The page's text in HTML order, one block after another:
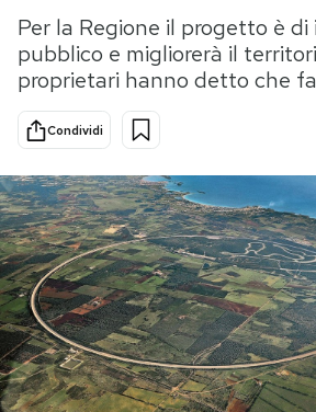
Scienza
Cultura
Sport
Europa
PODCAST
NEWSLETTER
I MIEI PREFERITI
Per la Regione il progetto è di
pubblico e migliorerà il
proprietari hanno detto che
Condividi